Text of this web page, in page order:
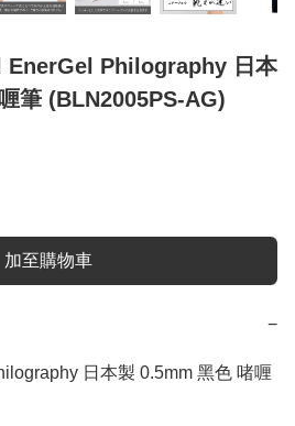
EnerGel Philography 日本
筆 (BLN2005PS-AG)
加至購物車
−
日本製 0.5mm 黑色 啫喱